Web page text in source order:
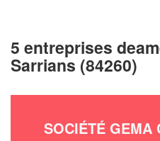
5 entreprises
Sarrians (84260)
SOCIÉTÉ GEMA